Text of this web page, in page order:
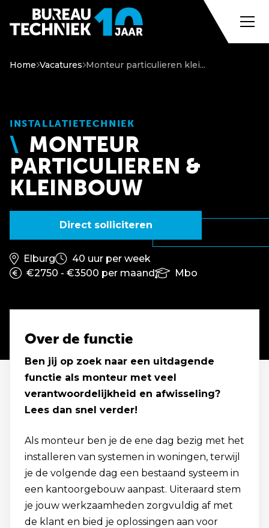
Home Vacatures Monteur particulieren klei...
INSTALLATIETECHNIEK
MONTEUR
PARTICULIEREN &
KLEINBOUW
Direct solliciteren
Elburg
40 uur per week
€2750 - €3500 per maand
Mbo
Over de functie
Ben jij op zoek naar een uitdagende
functie als monteur met veel
verantwoordelijkheid en afwisseling?
Lees dan snel verder!
Als monteur ben je de ene dag bezig met het
installeren van systemen in woningen, terwijl
je de volgende dag een bestaand systeem in
een kantoorgebouw aanpast. Uiteraard stem
je jouw werkzaamheden zorgvuldig af met
de klant en bied je oplossingen aan voor